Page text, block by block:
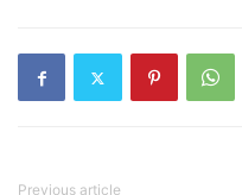
Previous article